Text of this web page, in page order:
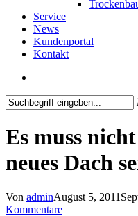
Service
News
Kundenportal
Kontakt
Search
Es muss
neues Dach
Von adminAugust 5, 2011
Kommentare